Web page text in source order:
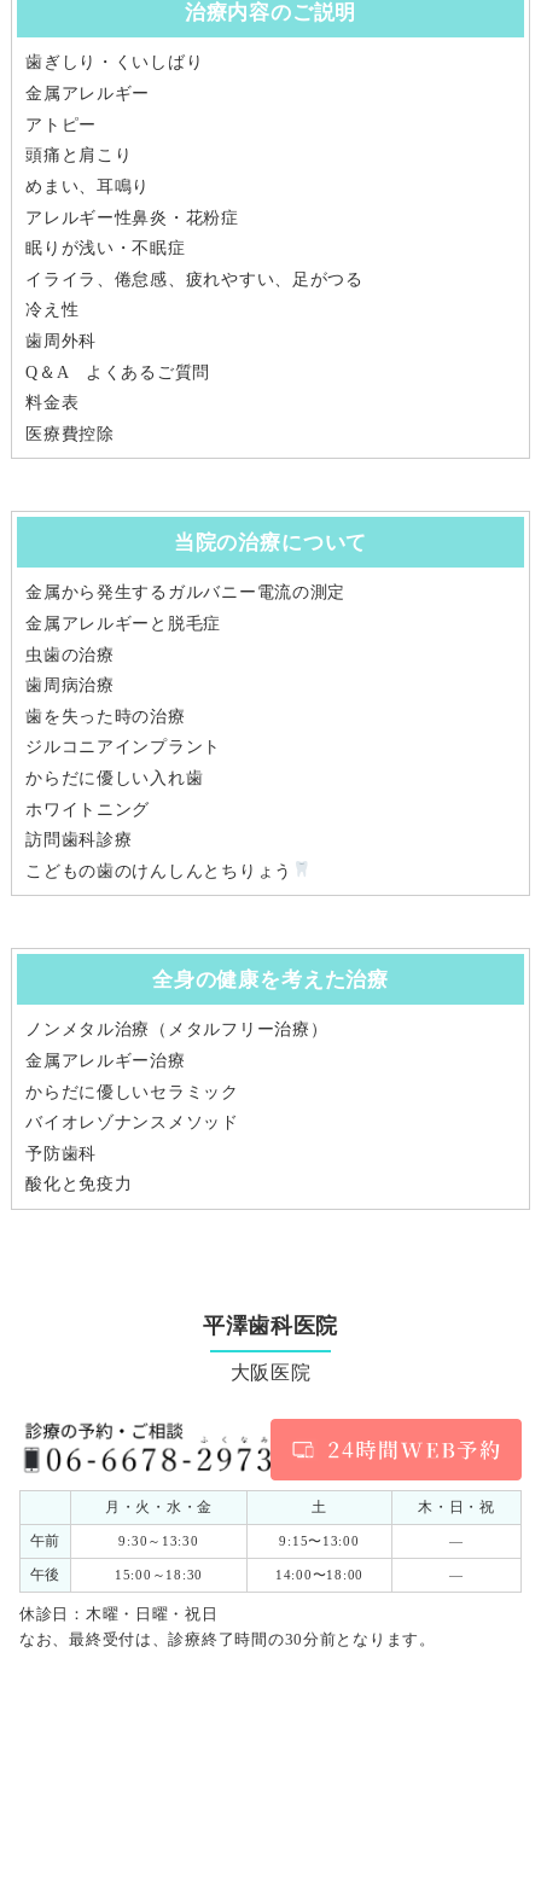
治療内容のご説明
歯ぎしり・くいしばり
金属アレルギー
アトピー
頭痛と肩こり
めまい、耳鳴り
アレルギー性鼻炎・花粉症
眠りが浅い・不眠症
イライラ、倦怠感、疲れやすい、足がつる
冷え性
歯周外科
Q＆A よくあるご質問
料金表
医療費控除
当院の治療について
金属から発生するガルバニー電流の測定
金属アレルギーと脱毛症
虫歯の治療
歯周病治療
歯を失った時の治療
ジルコニアインプラント
からだに優しい入れ歯
ホワイトニング
訪問歯科診療
こどもの歯のけんしんとちりょう
全身の健康を考えた治療
ノンメタル治療（メタルフリー治療）
金属アレルギー治療
からだに優しいセラミック
バイオレゾナンスメソッド
予防歯科
酸化と免疫力
平澤歯科医院
大阪医院
月・火・水・金 土
木・日・祝
午前
9:30～13:30 9:15〜13:00 ―
午後 15:00～18:30 14:00〜18:00 ―
休診日：木曜・日曜・祝日
なお、最終受付は、診療終了時間の30分前となります。